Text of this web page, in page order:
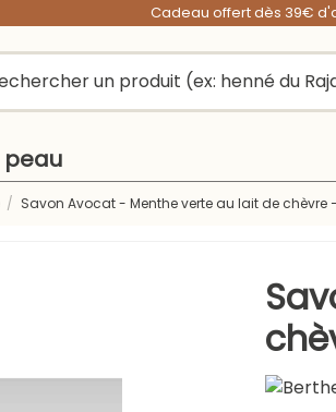
Cadeau offert dès 39€
peau
Savon Avocat - Menthe verte au lait de chèvre